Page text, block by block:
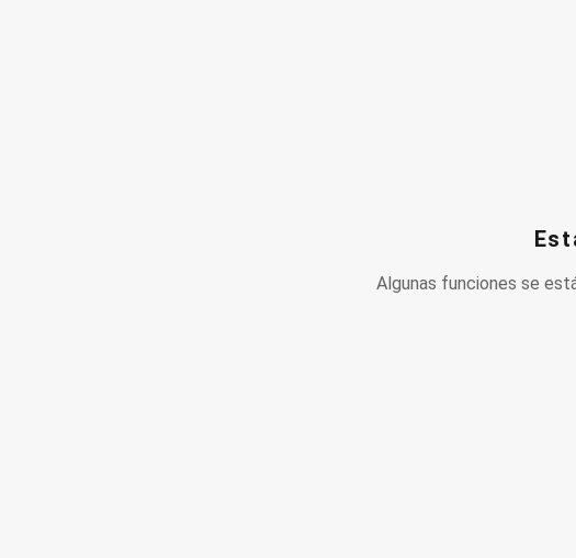
Algunas funciones se